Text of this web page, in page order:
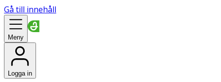
Gå till innehåll
Meny
Logga in